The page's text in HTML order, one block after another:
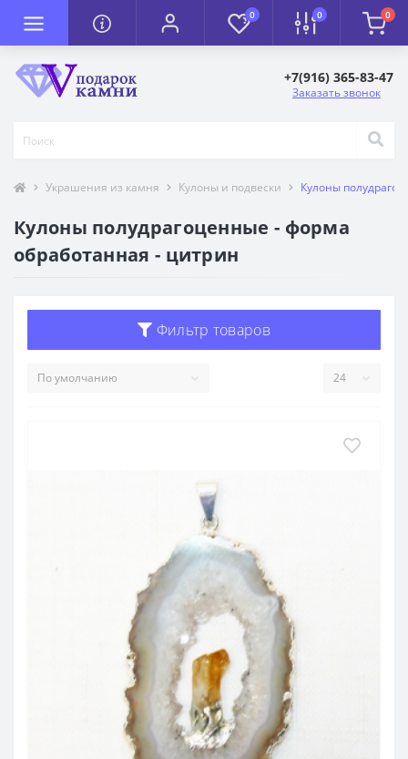
0 0 0
+7(916) 365-83-47
Заказать звонок
Украшения из камня Кулоны и подвески Кулоны
Кулоны полудрагоценные - форма
обработанная - цитрин
Фильтр товаров